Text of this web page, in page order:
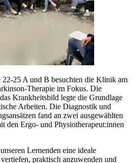
25 A und B besuchten die Klinik am
Therapie im Fokus. Die
Krankheitsbild legte die Grundlage
Arbeiten. Die Diagnostik und
fand an zwei ausgewählten
den Ergo- und Physiotherapeut:innen
Lernenden eine ideale
praktisch anzuwenden und